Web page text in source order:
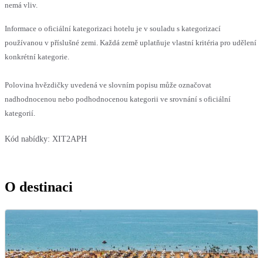
nemá vliv.
Informace o oficiální kategorizaci hotelu je v souladu s kategorizací
používanou v příslušné zemi. Každá země uplatňuje vlastní kritéria pro udělení
konkrétní kategorie.
Polovina hvězdičky uvedená ve slovním popisu může označovat
nadhodnocenou nebo podhodnocenou kategorii ve srovnání s oficiální
kategorií.
Kód nabídky: XIT2APH
O destinaci